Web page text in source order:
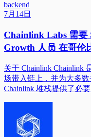
backend
7月14日
Chainlink Labs 需要
Growth 人员 在哥伦
关于 Chainlink Chainlink
场带入链上，并为大多数
Chainlink 堆栈提供了必